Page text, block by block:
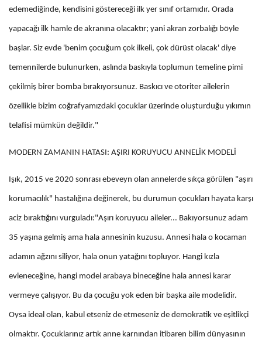
edemediğinde, kendisini göstereceği ilk yer sınıf ortamıdır. Orada
yapacağı ilk hamle de akranına olacaktır; yani akran zorbalığı böyle
başlar. Siz evde 'benim çocuğum çok ilkeli, çok dürüst olacak' diye
temennilerde bulunurken, aslında baskıyla toplumun temeline pimi
çekilmiş birer bomba bırakıyorsunuz. Baskıcı ve otoriter ailelerin
özellikle bizim coğrafyamızdaki çocuklar üzerinde oluşturduğu yıkımın
telafisi mümkün değildir."
MODERN ZAMANIN HATASI: AŞIRI KORUYUCU ANNELİK MODELİ
Işık, 2015 ve 2020 sonrası ebeveyn olan annelerde sıkça görülen "aşırı
korumacılık" hastalığına değinerek, bu durumun çocukları hayata karşı
aciz bıraktığını vurguladı:"Aşırı koruyucu aileler... Bakıyorsunuz adam
35 yaşına gelmiş ama hala annesinin kuzusu. Annesi hala o kocaman
adamın ağzını siliyor, hala onun yatağını topluyor. Hangi kızla
evleneceğine, hangi model arabaya bineceğine hala annesi karar
vermeye çalışıyor. Bu da çocuğu yok eden bir başka aile modelidir.
Oysa ideal olan, kabul etseniz de etmeseniz de demokratik ve eşitlikçi
olmaktır. Çocuklarınız artık anne karnından itibaren bilim dünyasının